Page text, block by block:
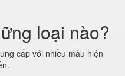
loại nào?
cấp với nhiều mẫu hiện